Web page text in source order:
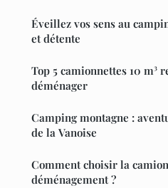
Éveillez vos sens au
et détente
Top 5 camionnettes 10 m³
déménager
Camping montagne :
de la Vanoise
Comment choisir la
déménagement ?